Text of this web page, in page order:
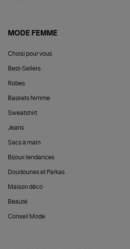
MODE FEMME
Choisi pour vous
Best-Sellers
Robes
Baskets femme
Sweatshirt
Jeans
Sacs à main
Bijoux tendances
Doudounes et Parkas
Maison déco
Beauté
Conseil Mode